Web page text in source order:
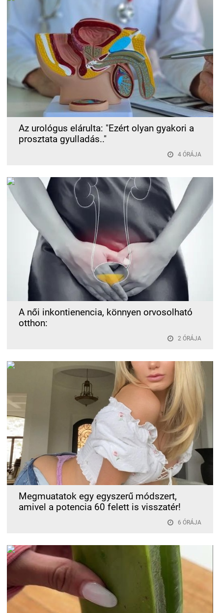
Az urológus elárulta: "Ezért olyan gyakori a
prosztata gyulladás.."
4 ÓRÁJA
A női inkontienencia, könnyen orvosolható
otthon:
2 ÓRÁJA
Megmuatatok egy egyszerű módszert,
amivel a potencia 60 felett is visszatér!
6 ÓRÁJA